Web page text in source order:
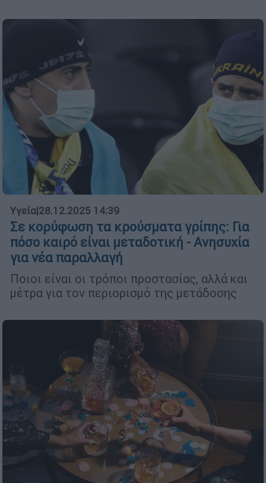
Υγεία|28.12.2025 14:39
Σε κορύφωση τα κρούσματα γρίπης: Για
πόσο καιρό είναι μεταδοτική - Ανησυχία
για νέα παραλλαγή
Ποιοι είναι οι τρόποι προστασίας, αλλά και
μέτρα για τον περιορισμό της μετάδοσης